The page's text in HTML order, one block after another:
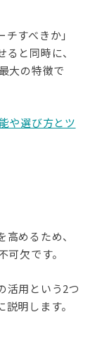
すべきか」
と同時に、
大の特徴で
や選び方とツ
めるため、
欠です。
活用という2つ
明します。